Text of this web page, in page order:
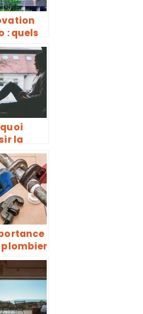
: quels
à
la
en
plombier
la
de
de